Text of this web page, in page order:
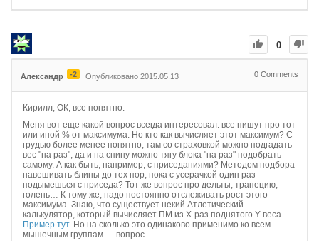
0
Александр -2 Опубликовано 2015.05.13 0 Comments
Кирилл, ОК, все понятно.
Меня вот еще какой вопрос всегда интересовал: все пишут про тот
или иной % от максимума. Но кто как вычисляет этот максимум? С
грудью более менее понятно, там со страховкой можно подгадать
вес "на раз", да и на спину можно тягу блока "на раз" подобрать
самому. А как быть, например, с приседаниями? Методом подбора
навешивать блины до тех пор, пока с усерачкой один раз
подымешься с приседа? Тот же вопрос про дельты, трапецию,
голень… К тому же, надо постоянно отслеживать рост этого
максимума. Знаю, что существует некий Атлетический
калькулятор, который вычисляет ПМ из Х-раз поднятого Y-веса.
Пример тут. Но на сколько это одинаково применимо ко всем
мышечным группам — вопрос.